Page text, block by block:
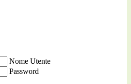
Nome Utente
Password